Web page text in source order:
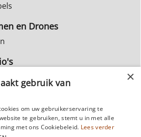
en Drones
gebruik van
om uw gebruikerservaring te
te gebruiken, stemt u in met alle
met ons Cookiebeleid. Lees verder